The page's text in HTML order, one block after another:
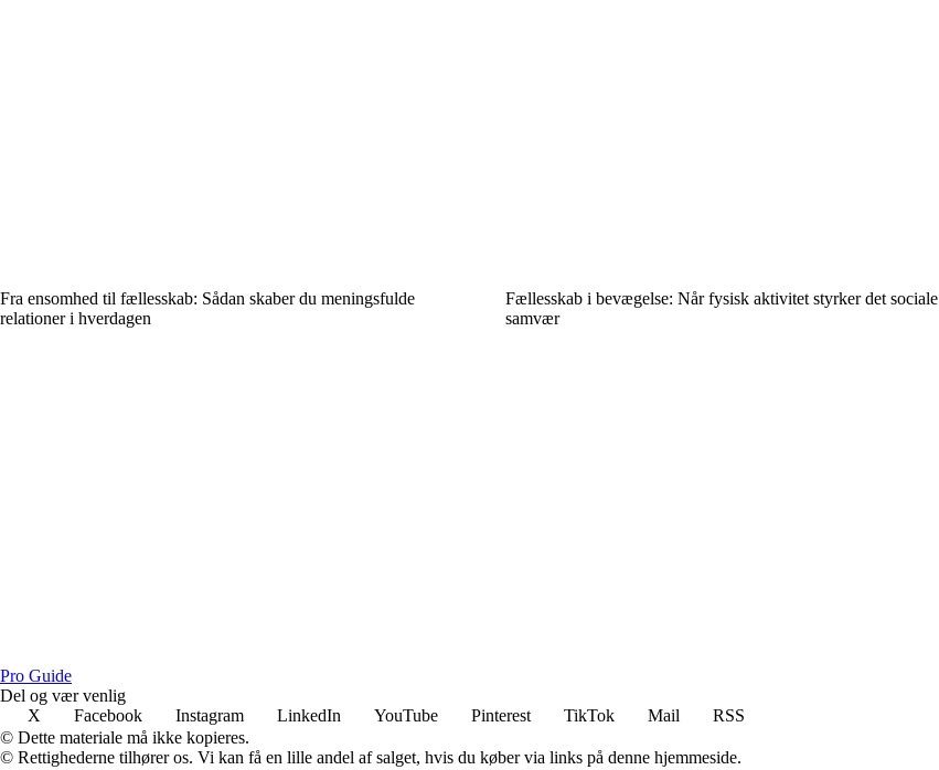
Fra ensomhed til fællesskab: Sådan skaber du meningsfulde
relationer i hverdagen
Fællesskab i bevægelse: Når fysisk aktivitet styrker det sociale
samvær
Pro Guide
Del og vær venlig
X
Facebook Instagram LinkedIn YouTube Pinterest TikTok Mail
RSS
© Dette materiale må ikke kopieres.
© Rettighederne tilhører os. Vi kan få en lille andel af salget, hvis du køber via links på denne hjemmeside.